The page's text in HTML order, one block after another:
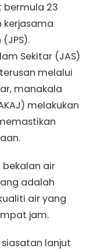
bermula 23
kerjasama
Sekitar (JAS)
melalui
manakala
melakukan
bekalan air
adalah
air yang
jam.
lanjut